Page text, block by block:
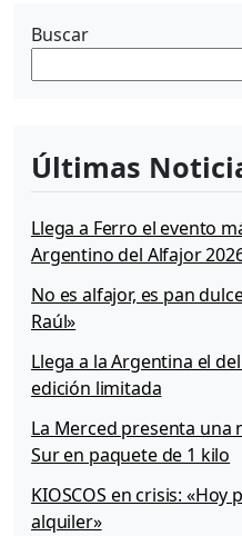
Buscar
Últimas
Llega a Ferro el evento
Argentino del Alfajor
No es alfajor, es pan
Raúl»
Llega a la Argentina el
edición limitada
La Merced presenta una
Sur en paquete de 1 kilo
KIOSCOS en crisis:
alquiler»